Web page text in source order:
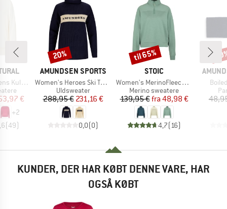
Top
pris
€
+2
(49)
MÆRKE
AMUNDSEN SPORTS
Artikel
Women's Heroes Ski Turtle Neck
Produktgruppe
Uldsweater
Pris
288,95 €Nedsat pris
231,16 €
0,0(0)
Rabat
20%
MÆRKE
STOIC
Artikel
Women's MerinoFleece335 MMXX. Lulea Half zip
Produktgruppe
Merino sweatere
Pris
139,95 € Nedsat pris
fra 48,98 €
4,7(16)
Rabat
til 65%
MÆRKE
KUNDER, DER HAR KØBT DENNE VARE, HAR
OGSÅ KØBT